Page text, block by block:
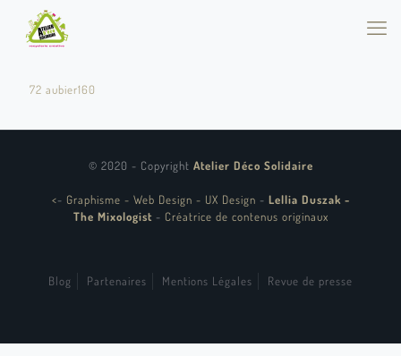
72 aubier160
© 2020 - Copyright Atelier Déco Solidaire
<- Graphisme - Web Design - UX Design - Lellia Duszak -
The Mixologist - Créatrice de contenus originaux
Blog Partenaires Mentions Légales Revue de presse